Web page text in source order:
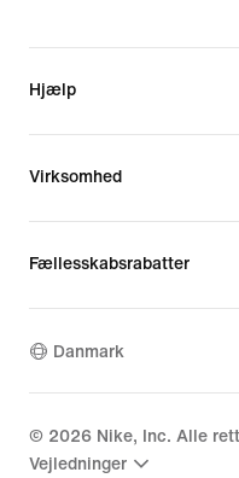
Hjælp
Virksomhed
Fællesskabsrabatter
Danmark
© 2026 Nike, Inc. Alle
Vejledninger